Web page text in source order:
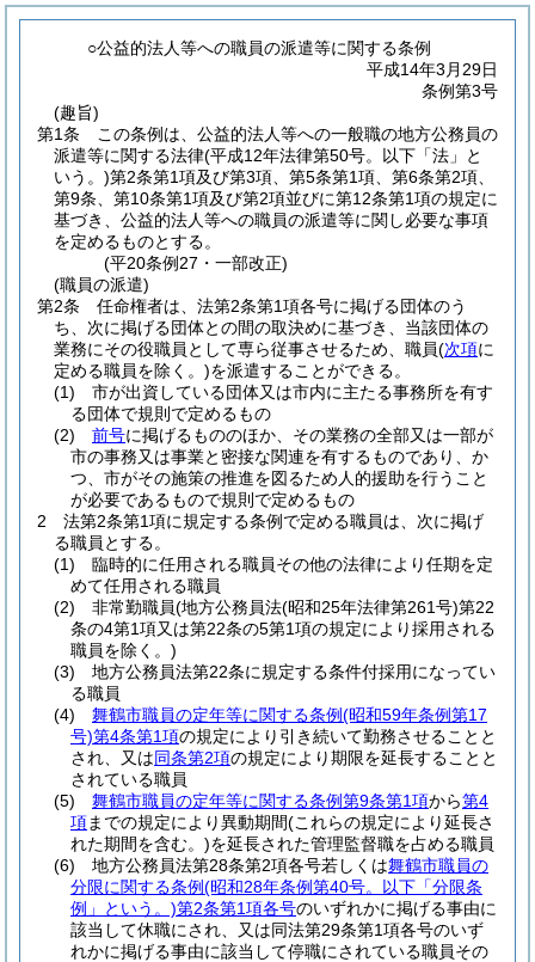
○公益的法人等への職員の派遣等に関する条例
平成14年3月29日
条例第3号
(趣旨)
第1条
この条例は、公益的法人等への一般職の地方公務員の
派遣等に関する法律(平成12年法律第50号。以下「法」と
いう。)第2条第1項及び第3項、第5条第1項、第6条第2項、
第9条、第10条第1項及び第2項並びに第12条第1項の規定に
基づき、公益的法人等への職員の派遣等に関し必要な事項
を定めるものとする。
(平20条例27・一部改正)
(職員の派遣)
第2条
任命権者は、法第2条第1項各号に掲げる団体のう
ち、次に掲げる団体との間の取決めに基づき、当該団体の
業務にその役職員として専ら従事させるため、職員(次項に
定める職員を除く。)を派遣することができる。
(1)
市が出資している団体又は市内に主たる事務所を有す
る団体で規則で定めるもの
(2)
前号に掲げるもののほか、その業務の全部又は一部が
市の事務又は事業と密接な関連を有するものであり、か
つ、市がその施策の推進を図るため人的援助を行うこと
が必要であるもので規則で定めるもの
2
法第2条第1項に規定する条例で定める職員は、次に掲げ
る職員とする。
(1)
臨時的に任用される職員その他の法律により任期を定
めて任用される職員
(2)
非常勤職員(地方公務員法(昭和25年法律第261号)第22
条の4第1項又は第22条の5第1項の規定により採用される
職員を除く。)
(3)
地方公務員法第22条に規定する条件付採用になってい
る職員
(4)
舞鶴市職員の定年等に関する条例(昭和59年条例第17
号)第4条第1項の規定により引き続いて勤務させることと
され、又は同条第2項の規定により期限を延長することと
されている職員
(5)
舞鶴市職員の定年等に関する条例第9条第1項から第4
項までの規定により異動期間(これらの規定により延長さ
れた期間を含む。)を延長された管理監督職を占める職員
(6)
地方公務員法第28条第2項各号若しくは舞鶴市職員の
分限に関する条例(昭和28年条例第40号。以下「分限条
例」という。)第2条第1項各号のいずれかに掲げる事由に
該当して休職にされ、又は同法第29条第1項各号のいず
れかに掲げる事由に該当して停職にされている職員その